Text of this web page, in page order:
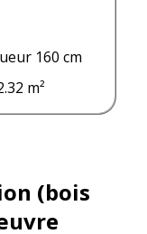
160 cm
m²
(bois